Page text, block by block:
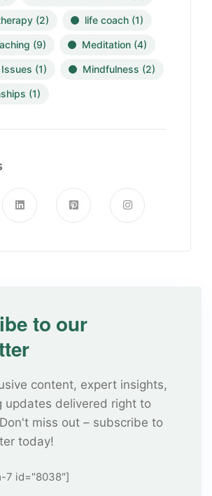
(2) life coach (1)
(9) Meditation (4)
(1) Mindfulness (2)
(1)
to our
content, expert insights,
updates delivered right to
miss out – subscribe to
today!
7 id="8038"]